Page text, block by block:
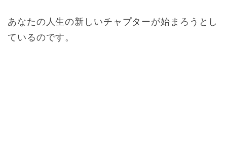
あなたの人生の新しいチャプターが始まろうとし
ているのです。